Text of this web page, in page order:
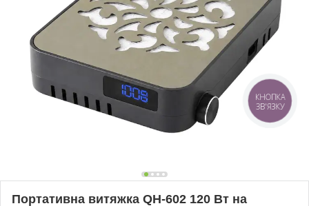
Портативна витяжка QH-602 120 Вт на
КНОПКА
ЗВ'ЯЗКУ